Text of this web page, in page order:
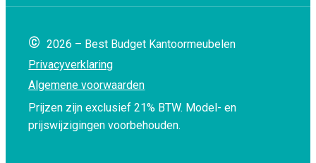
© 2026 – Best Budget Kantoormeubelen
Privacyverklaring
Algemene voorwaarden
Prijzen zijn exclusief 21% BTW. Model- en
prijswijzigingen voorbehouden.